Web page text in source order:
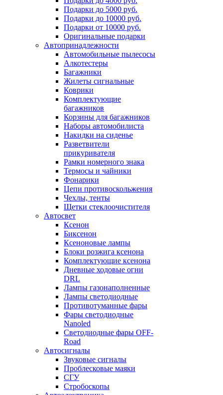
Подарки до 5000 руб.
Подарки до 10000 руб.
Подарки от 10000 руб.
Оригинальные подарки
Автопринадлежности
Автомобильные пылесосы
Алкотестеры
Багажники
Жилеты сигнальные
Коврики
Комплектующие
багажников
Корзины для багажников
Наборы автомобилиста
Накидки на сиденье
Разветвители
прикуривателя
Рамки номерного знака
Термосы и чайники
Фонарики
Цепи противоскольжения
Чехлы, тенты
Щетки стеклоочистителя
Автосвет
Ксенон
Биксенон
Ксеноновые лампы
Блоки розжига ксенона
Комплектующие ксенона
Дневные ходовые огни
DRL
Лампы газонаполненные
Лампы светодиодные
Противотуманные фары
Фары светодиодные
Nanoled
Светодиодные фары OFF-
Road
Автосигналы
Звуковые сигналы
Проблесковые маяки
СГУ
Стробоскопы